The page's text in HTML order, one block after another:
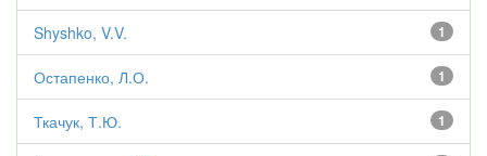
1
Shyshko, V.V.
1
Остапенко, Л.О.
1
Ткачук, Т.Ю.